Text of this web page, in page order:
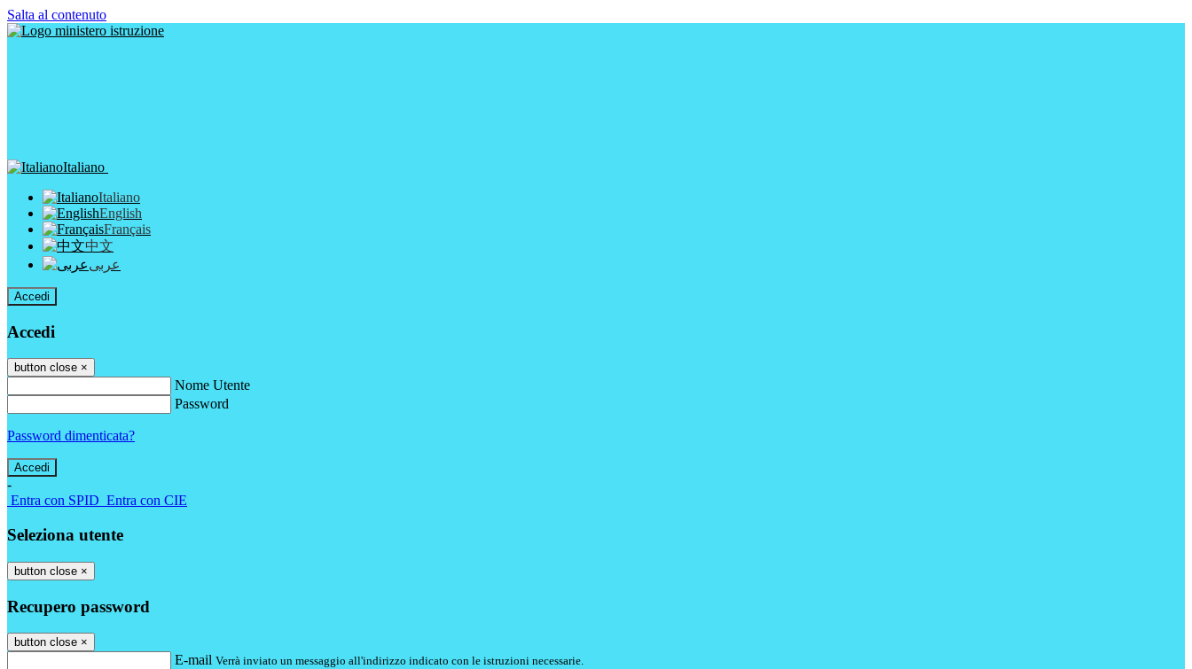
Salta al contenuto
Italiano
Italiano
English
Français
中文
عربى
Accedi
Accedi
button close ×
Nome Utente
Password
Password dimenticata?
-
Entra con SPID Entra con CIE
Seleziona utente
button close ×
Recupero password
button close ×
E-mail Verrà inviato un messaggio all'indirizzo indicato con le istruzioni necessarie.